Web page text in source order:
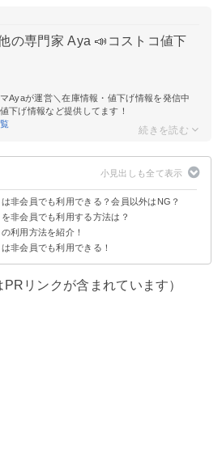
の専門家 Aya 📣コストコ値下
Ayaが運営＼在庫情報・値下げ情報を発信中
下げ情報など提供してます！
非会員でも利用できる？会員以外はNG？
コートだけ行きたい場合も会員以外は基本的にNG
島倉庫店は非会員でも利用できる
非会員でも利用する方法は？
として利用する
を出すついでに利用する
出口から入るのはマナー違反
利用方法を紹介！
の利用時間
の利用方法
はクレジットカードが使える
非会員でも利用できる！
PRリンクが含まれています）